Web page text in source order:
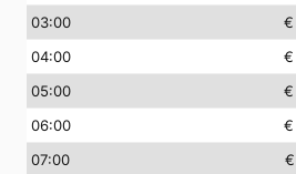
03:00 €
04:00 €
05:00 €
06:00 €
07:00